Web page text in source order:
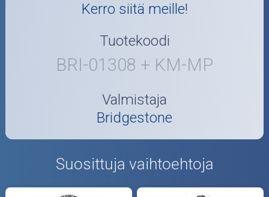
Kerro siitä meille!
Tuotekoodi
BRI-01308 + KM-MP
Valmistaja
Bridgestone
Suosittuja vaihtoehtoja